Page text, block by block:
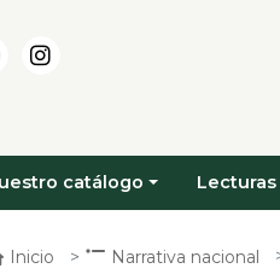
catálogo
Inicio Narrativa nacional